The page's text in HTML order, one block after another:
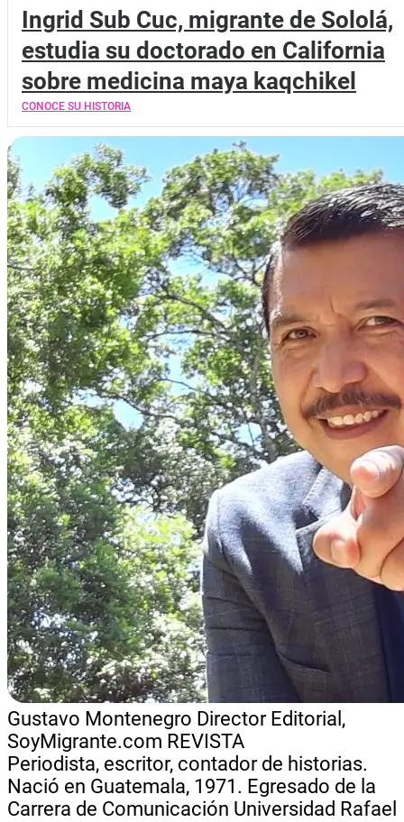
Ingrid Sub Cuc, migrante de Sololá,
estudia su doctorado en California
sobre medicina maya kaqchikel
CONOCE SU HISTORIA
Gustavo Montenegro Director Editorial,
SoyMigrante.com REVISTA
Periodista, escritor, contador de historias.
Nació en Guatemala, 1971. Egresado de la
Carrera de Comunicación Universidad Rafael